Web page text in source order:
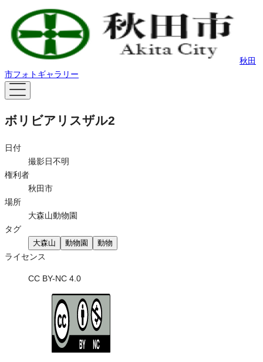
秋田
市フォトギャラリー
ボリビアリスザル2
日付
撮影日不明
権利者
秋田市
場所
大森山動物園
タグ
大森山 動物園 動物
ライセンス
CC BY-NC 4.0